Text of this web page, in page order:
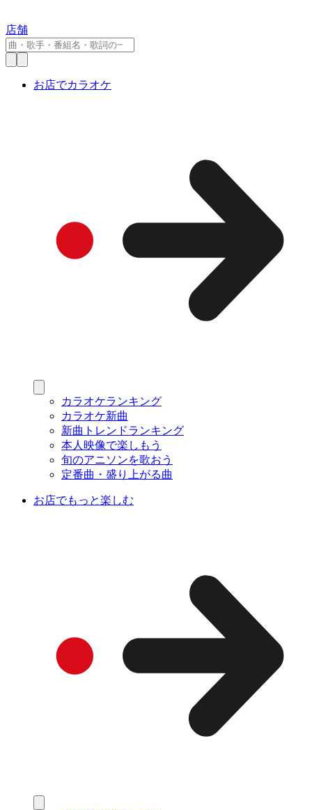
店舗
お店でカラオケ
カラオケランキング
カラオケ新曲
新曲トレンドランキング
本人映像で楽しもう
旬のアニソンを歌おう
定番曲・盛り上がる曲
お店でもっと楽しむ